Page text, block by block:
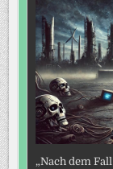
„Nach dem